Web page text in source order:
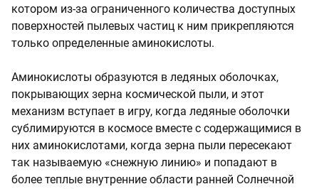
котором из-за ограниченного количества доступных
поверхностей пылевых частиц к ним прикрепляются
только определенные аминокислоты.
Аминокислоты образуются в ледяных оболочках,
покрывающих зерна космической пыли, и этот
механизм вступает в игру, когда ледяные оболочки
сублимируются в космосе вместе с содержащимися в
них аминокислотами, когда зерна пыли пересекают
так называемую «снежную линию» и попадают в
более теплые внутренние области ранней Солнечной